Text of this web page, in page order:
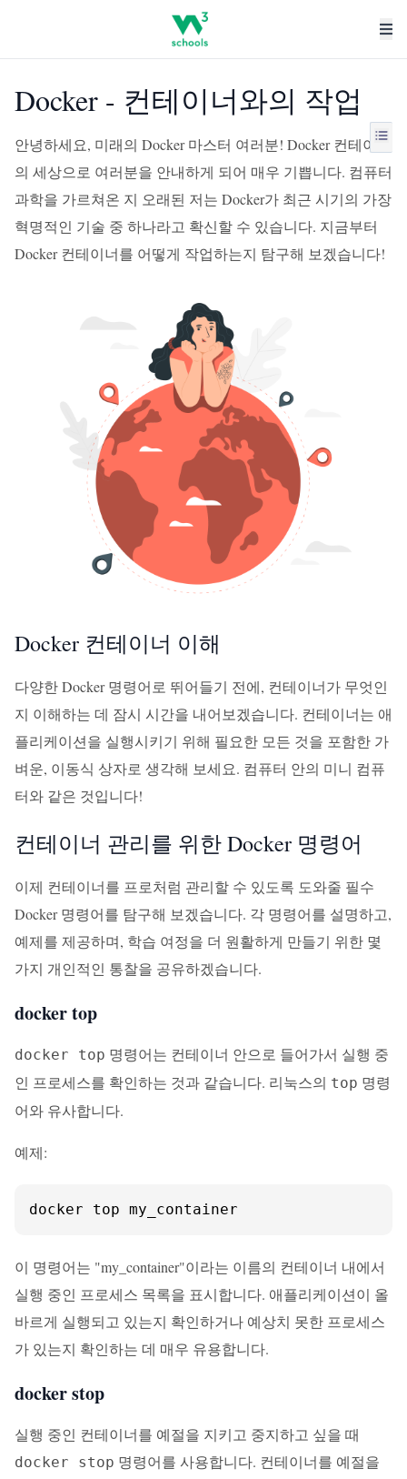
Docker - 컨테이너와의 작업
안녕하세요, 미래의 Docker 마스터 여러분! Docker 컨테이너
의 세상으로 여러분을 안내하게 되어 매우 기쁩니다. 컴퓨터
과학을 가르쳐온 지 오래된 저는 Docker가 최근 시기의 가장
혁명적인 기술 중 하나라고 확신할 수 있습니다. 지금부터
Docker 컨테이너를 어떻게 작업하는지 탐구해 보겠습니다!
Docker 컨테이너 이해
다양한 Docker 명령어로 뛰어들기 전에, 컨테이너가 무엇인
지 이해하는 데 잠시 시간을 내어보겠습니다. 컨테이너는 애
플리케이션을 실행시키기 위해 필요한 모든 것을 포함한 가
벼운, 이동식 상자로 생각해 보세요. 컴퓨터 안의 미니 컴퓨
터와 같은 것입니다!
컨테이너 관리를 위한 Docker 명령어
이제 컨테이너를 프로처럼 관리할 수 있도록 도와줄 필수
Docker 명령어를 탐구해 보겠습니다. 각 명령어를 설명하고,
예제를 제공하며, 학습 여정을 더 원활하게 만들기 위한 몇
가지 개인적인 통찰을 공유하겠습니다.
docker top
docker top 명령어는 컨테이너 안으로 들어가서 실행 중
인 프로세스를 확인하는 것과 같습니다. 리눅스의 top 명령
어와 유사합니다.
예제:
docker top my_container
이 명령어는 "my_container"이라는 이름의 컨테이너 내에서
실행 중인 프로세스 목록을 표시합니다. 애플리케이션이 올
바르게 실행되고 있는지 확인하거나 예상치 못한 프로세스
가 있는지 확인하는 데 매우 유용합니다.
docker stop
실행 중인 컨테이너를 예절을 지키고 중지하고 싶을 때
docker stop 명령어를 사용합니다. 컨테이너를 예절을